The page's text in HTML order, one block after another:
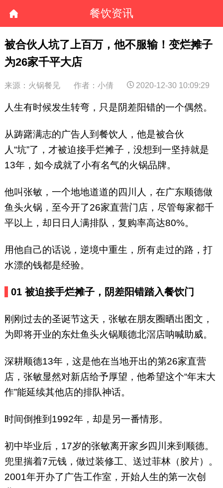
餐饮资讯
被合伙人坑了上百万，他不服输！变烂摊子
为26家千平大店
来源：火锅餐见 作者：小倩 2020-12-30 10:09:29
人生有时候发生转弯，只是阴差阳错的一个偶然。
从踌躇满志的广告人到餐饮人，他是被合伙
人“坑”了，才被迫接手烂摊子，没想到一坚持就是
13年，如今成就了小有名气的火锅品牌。
他叫张敏，一个地地道道的四川人，在广东顺德做
鱼头火锅，至今开了26家直营门店，尽管每家都千
平以上，却日日人满排队，复购率高达80%。
用他自己的话说，逆境中重生，所有走过的路，打
水漂的钱都是经验。
01 被迫接手烂摊子，阴差阳错踏入餐饮门
刚刚过去的圣诞节这天，张敏在朋友圈晒出图文，
为即将开业的东灶鱼头火锅顺德北滘店呐喊助威。
深耕顺德13年，这是他在当地开出的第26家直营
店，张敏显然对新店给予厚望，他希望这个“年末大
作”能延续其他店的排队神话。
时间倒推到1992年，却是另一番情形。
初中毕业后，17岁的张敏离开家乡四川来到顺德。
兜里揣着7元钱，做过装修工、送过菲林（胶片）。
2001年开办了广告工作室，开始人生的第一次创